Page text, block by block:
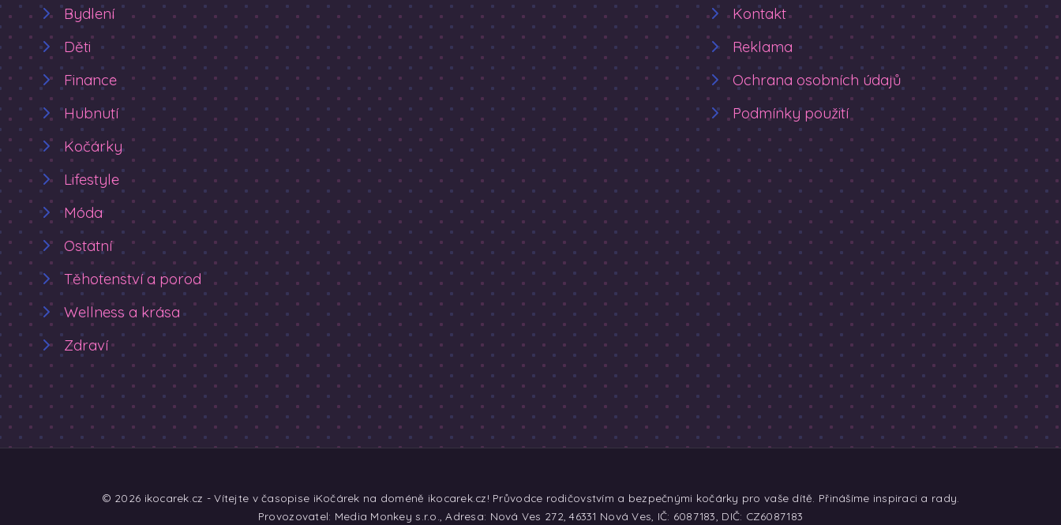
Bydlení
Děti
Finance
Hubnutí
Kočárky
Lifestyle
Móda
Ostatní
Těhotenství a porod
Wellness a krása
Zdraví
Kontakt
Reklama
Ochrana osobních údajů
Podmínky použití
© 2026 ikocarek.cz - Vítejte v časopise iKočárek na doméně ikocarek.cz! Průvodce rodičovstvím a bezpečnými kočárky pro vaše dítě. Přinášíme inspiraci a rady.
Provozovatel: Media Monkey s.r.o., Adresa: Nová Ves 272, 46331 Nová Ves, IČ: 6087183, DIČ: CZ6087183